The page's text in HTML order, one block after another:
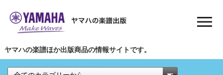
ヤマハの楽譜ほか出版商品の情報サイトです。